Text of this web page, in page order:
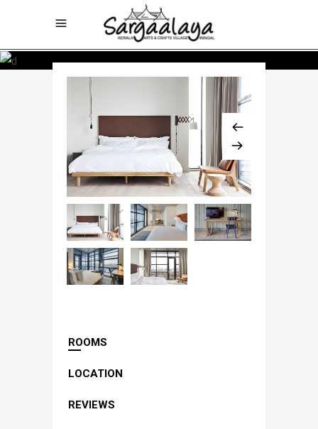
$768 / night
SIMPLE ROOM
ROOMS
LOCATION
REVIEWS